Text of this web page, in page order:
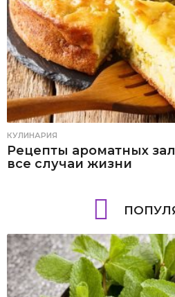
КУЛИНАРИЯ
Рецепты ароматных
все случаи жизни